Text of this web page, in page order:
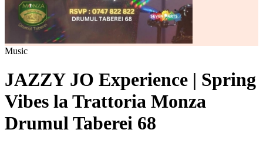
Music
JAZZY JO Experience | Spring
Vibes la Trattoria Monza
Drumul Taberei 68